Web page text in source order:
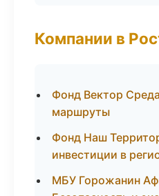
Компании в
Фонд Вектор
маршруты
Фонд Наш
инвестиции в
МБУ Горожанин